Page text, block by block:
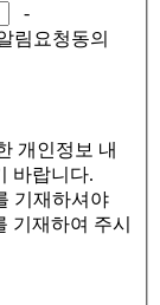
-
림요청동의
개인정보 내
바랍니다.
기재하셔야
기재하여 주시